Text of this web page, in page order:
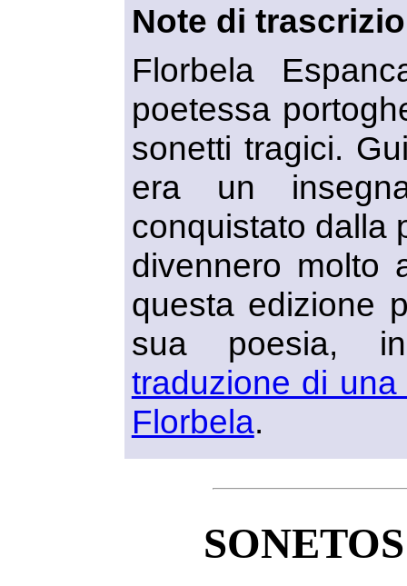
Note di
Florbela
poetessa
sonetti tragici.
era un
conquistato dalla
divennero molto
questa edizione
sua poesia,
traduzione di
Florbela.